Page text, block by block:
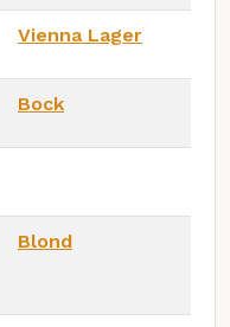
Vienna Lager
Bock
Blond